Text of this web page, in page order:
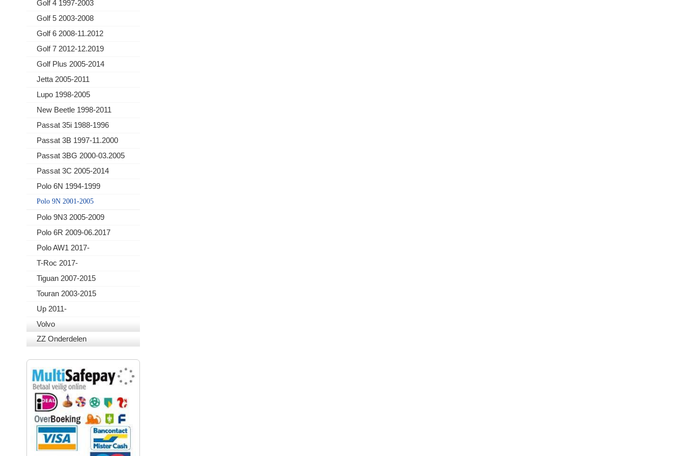
Golf 4 1997-2003
Golf 5 2003-2008
Golf 6 2008-11.2012
Golf 7 2012-12.2019
Golf Plus 2005-2014
Jetta 2005-2011
Lupo 1998-2005
New Beetle 1998-2011
Passat 35i 1988-1996
Passat 3B 1997-11.2000
Passat 3BG 2000-03.2005
Passat 3C 2005-2014
Polo 6N 1994-1999
Polo 9N 2001-2005
Polo 9N3 2005-2009
Polo 6R 2009-06.2017
Polo AW1 2017-
T-Roc 2017-
Tiguan 2007-2015
Touran 2003-2015
Up 2011-
Volvo
ZZ Onderdelen